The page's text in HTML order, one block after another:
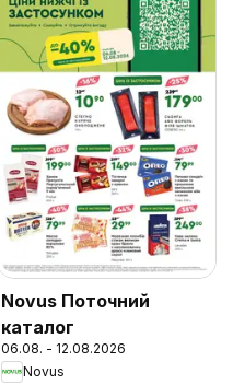
Novus Поточний
каталог
06.08. - 12.08.2026
Novus